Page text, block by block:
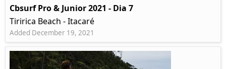
Cbsurf Pro & Junior 2021 - Dia 7
Tiririca Beach - Itacaré
Added December 19, 2021